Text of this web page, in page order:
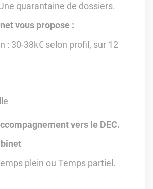
quarantaine de dossiers.
vous propose :
: 30-38k€ selon profil, sur 12
vers le DEC.
plein ou Temps partiel.